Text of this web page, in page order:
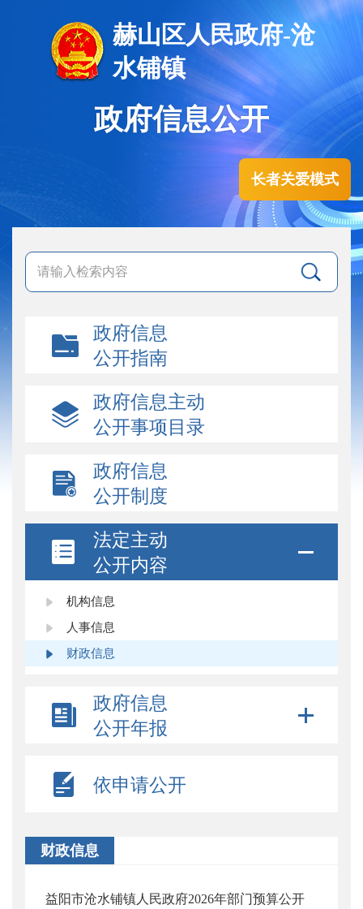
赫山区人民政府-沧
水铺镇
政府信息公开
长者关爱模式
政府信息
公开指南
政府信息主动
公开事项目录
政府信息
公开制度
法定主动
公开内容
机构信息
人事信息
财政信息
政府信息
公开年报
依申请公开
财政信息
益阳市沧水铺镇人民政府2026年部门预算公开